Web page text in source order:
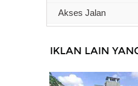
Akses Jalan
IKLAN LAIN